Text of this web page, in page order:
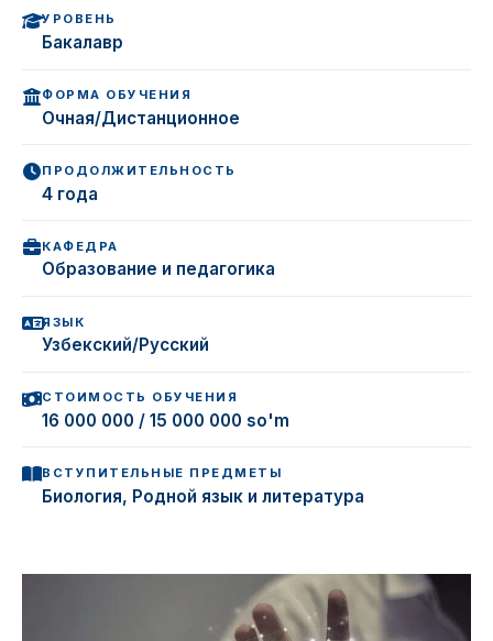
УРОВЕНЬ
Бакалавр
ФОРМА ОБУЧЕНИЯ
Очная/Дистанционное
ПРОДОЛЖИТЕЛЬНОСТЬ
4 года
КАФЕДРА
Образование и педагогика
ЯЗЫК
Узбекский/Русский
СТОИМОСТЬ ОБУЧЕНИЯ
16 000 000 / 15 000 000 so'm
ВСТУПИТЕЛЬНЫЕ ПРЕДМЕТЫ
Биология, Родной язык и литература